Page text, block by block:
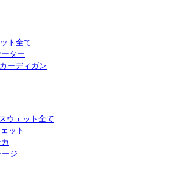
ト全て
ーター
カーディガン
スウェット全て
ット
ージ